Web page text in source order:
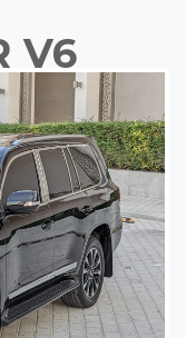
V6